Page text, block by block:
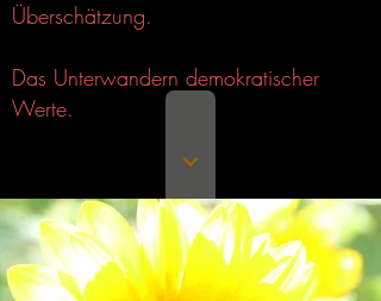
Überschätzung.
Das Unterwandern demokratischer
Werte.